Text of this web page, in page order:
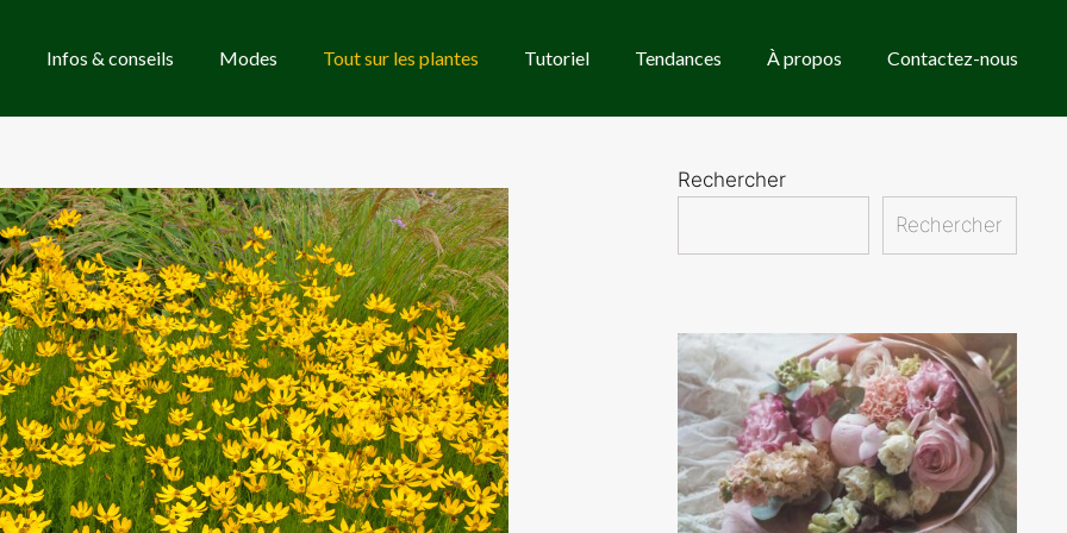
Infos & conseils Modes Tout sur les plantes Tutoriel Tendances À propos Contactez-nous
Rechercher
Rechercher